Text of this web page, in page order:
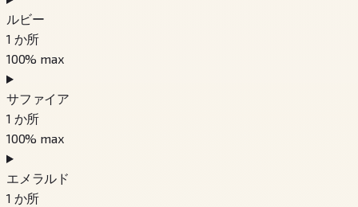
ルビー
1 か所
100% max
サファイア
1 か所
100% max
エメラルド
1 か所